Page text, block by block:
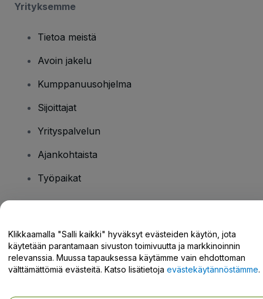
Yrityksemme
Tietoa meistä
Avoin jakelu
Kumppanuusohjelma
Sijoittajat
Yrityspalvelun
Ajankohtaista
Työpaikat
Tukikeskus / Ota meihin yhteyttä
Klikkaamalla "Salli kaikki" hyväksyt evästeiden käytön, jota
käytetään parantamaan sivuston toimivuutta ja markkinoinnin
relevanssia. Muussa tapauksessa käytämme vain ehdottoman
välttämättömiä evästeitä. Katso lisätietoja evästekäytännöstämme.